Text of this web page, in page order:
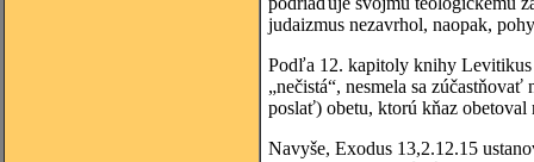
judaizmus nezavrhol, naopak,
Podľa 12. kapitoly knihy Levitikus
„nečistá“, nesmela sa
poslať) obetu, ktorú kňaz
Navyše, Exodus 13,2.12.15